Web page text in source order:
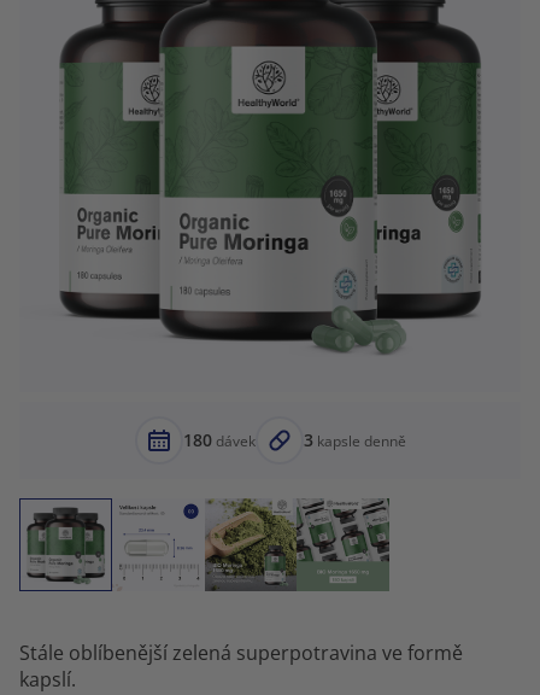
180dávek 3 kapsle denně
Stále oblíbenější zelená superpotravina ve formě
kapslí.